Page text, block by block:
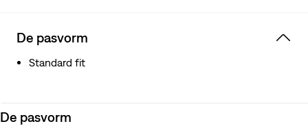
De pasvorm
Standard fit
De pasvorm